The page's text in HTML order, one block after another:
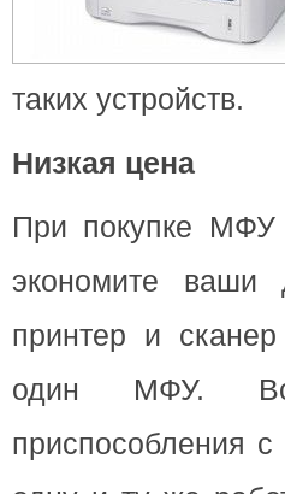
таких устройств.
Низкая цена
При покупке МФУ
экономите ваши
принтер и
один МФУ.
приспособления